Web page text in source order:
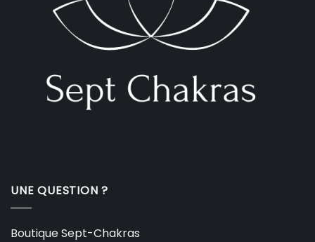
UNE QUESTION ?
Boutique Sept-Chakras